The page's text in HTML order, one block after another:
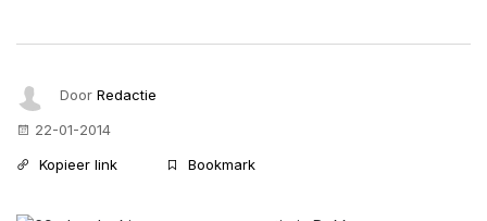
Door Redactie
22-01-2014
Kopieer link
Bookmark